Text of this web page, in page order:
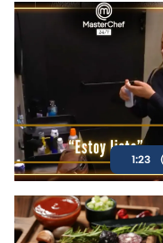
1:23